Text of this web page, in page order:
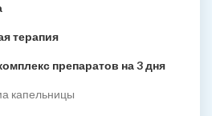
терапия
препаратов на 3 дня
капельницы